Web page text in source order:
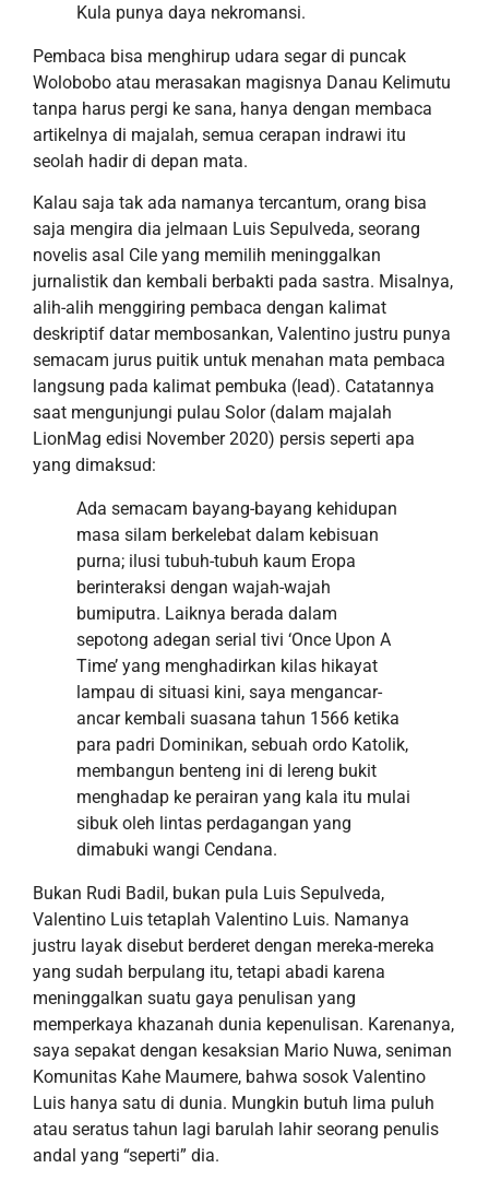
Kula punya daya nekromansi.
Pembaca bisa menghirup udara segar di puncak
Wolobobo atau merasakan magisnya Danau Kelimutu
tanpa harus pergi ke sana, hanya dengan membaca
artikelnya di majalah, semua cerapan indrawi itu
seolah hadir di depan mata.
Kalau saja tak ada namanya tercantum, orang bisa
saja mengira dia jelmaan Luis Sepulveda, seorang
novelis asal Cile yang memilih meninggalkan
jurnalistik dan kembali berbakti pada sastra. Misalnya,
alih-alih menggiring pembaca dengan kalimat
deskriptif datar membosankan, Valentino justru punya
semacam jurus puitik untuk menahan mata pembaca
langsung pada kalimat pembuka (lead). Catatannya
saat mengunjungi pulau Solor (dalam majalah
LionMag edisi November 2020) persis seperti apa
yang dimaksud:
Ada semacam bayang-bayang kehidupan
masa silam berkelebat dalam kebisuan
purna; ilusi tubuh-tubuh kaum Eropa
berinteraksi dengan wajah-wajah
bumiputra. Laiknya berada dalam
sepotong adegan serial tivi ‘Once Upon A
Time’ yang menghadirkan kilas hikayat
lampau di situasi kini, saya mengancar-
ancar kembali suasana tahun 1566 ketika
para padri Dominikan, sebuah ordo Katolik,
membangun benteng ini di lereng bukit
menghadap ke perairan yang kala itu mulai
sibuk oleh lintas perdagangan yang
dimabuki wangi Cendana.
Bukan Rudi Badil, bukan pula Luis Sepulveda,
Valentino Luis tetaplah Valentino Luis. Namanya
justru layak disebut berderet dengan mereka-mereka
yang sudah berpulang itu, tetapi abadi karena
meninggalkan suatu gaya penulisan yang
memperkaya khazanah dunia kepenulisan. Karenanya,
saya sepakat dengan kesaksian Mario Nuwa, seniman
Komunitas Kahe Maumere, bahwa sosok Valentino
Luis hanya satu di dunia. Mungkin butuh lima puluh
atau seratus tahun lagi barulah lahir seorang penulis
andal yang “seperti” dia.